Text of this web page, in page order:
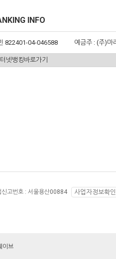
INFO
822401-04-046588 예금주 : (주)마
고번호 : 서울용산00884 사업자정보확인
이브